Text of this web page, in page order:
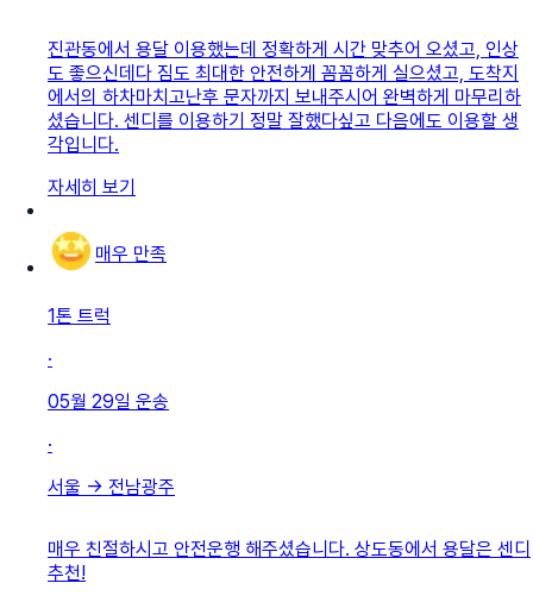
진관동에서 용달 이용했는데 정확하게 시간 맞추어 오셨고, 인상
도 좋으신데다 짐도 최대한 안전하게 꼼꼼하게 실으셨고, 도착지
에서의 하차마치고난후 문자까지 보내주시어 완벽하게 마무리하
셨습니다. 센디를 이용하기 정말 잘했다싶고 다음에도 이용할 생
각입니다.
자세히 보기
매우 만족
1톤 트럭
·
05월 29일 운송
·
서울 → 전남광주
매우 친절하시고 안전운행 해주셨습니다. 상도동에서 용달은 센디
추천!